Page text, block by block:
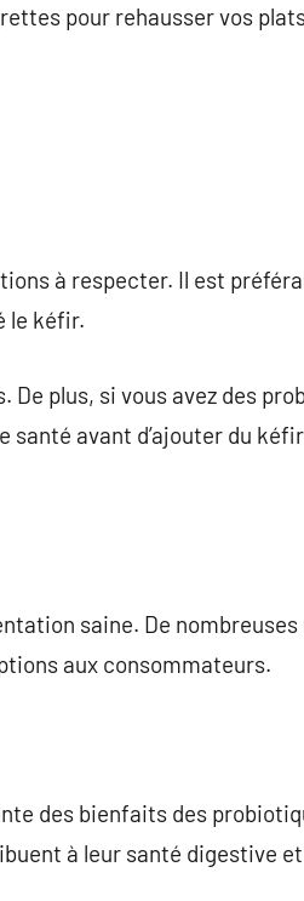
pour rehausser vos
à respecter. Il est
le kéfir.
plus, si vous avez des
avant d’ajouter du
saine. De
aux consommateurs.
des bienfaits des
à leur santé digestive